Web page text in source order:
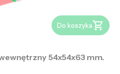
Do koszyka
54x54x63 mm.